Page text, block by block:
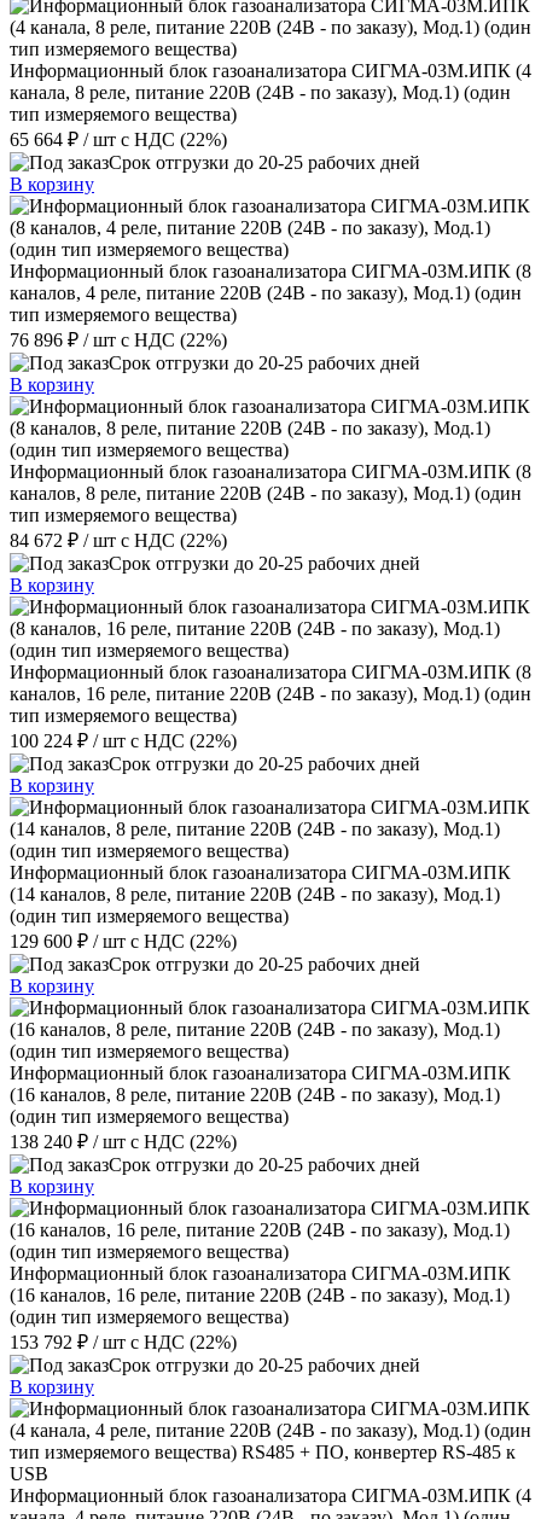
Информационный блок газоанализатора СИГМА-03М.ИПК (4
канала, 8 реле, питание 220В (24В - по заказу), Мод.1) (один
тип измеряемого вещества)
65 664 ₽ / шт с НДС (22%)
Срок отгрузки до 20-25 рабочих дней
В корзину
Информационный блок газоанализатора СИГМА-03М.ИПК (8
каналов, 4 реле, питание 220В (24В - по заказу), Мод.1) (один
тип измеряемого вещества)
76 896 ₽ / шт с НДС (22%)
Срок отгрузки до 20-25 рабочих дней
В корзину
Информационный блок газоанализатора СИГМА-03М.ИПК (8
каналов, 8 реле, питание 220В (24В - по заказу), Мод.1) (один
тип измеряемого вещества)
84 672 ₽ / шт с НДС (22%)
Срок отгрузки до 20-25 рабочих дней
В корзину
Информационный блок газоанализатора СИГМА-03М.ИПК (8
каналов, 16 реле, питание 220В (24В - по заказу), Мод.1) (один
тип измеряемого вещества)
100 224 ₽ / шт с НДС (22%)
Срок отгрузки до 20-25 рабочих дней
В корзину
Информационный блок газоанализатора СИГМА-03М.ИПК
(14 каналов, 8 реле, питание 220В (24В - по заказу), Мод.1)
(один тип измеряемого вещества)
129 600 ₽ / шт с НДС (22%)
Срок отгрузки до 20-25 рабочих дней
В корзину
Информационный блок газоанализатора СИГМА-03М.ИПК
(16 каналов, 8 реле, питание 220В (24В - по заказу), Мод.1)
(один тип измеряемого вещества)
138 240 ₽ / шт с НДС (22%)
Срок отгрузки до 20-25 рабочих дней
В корзину
Информационный блок газоанализатора СИГМА-03М.ИПК
(16 каналов, 16 реле, питание 220В (24В - по заказу), Мод.1)
(один тип измеряемого вещества)
153 792 ₽ / шт с НДС (22%)
Срок отгрузки до 20-25 рабочих дней
В корзину
Информационный блок газоанализатора СИГМА-03М.ИПК (4